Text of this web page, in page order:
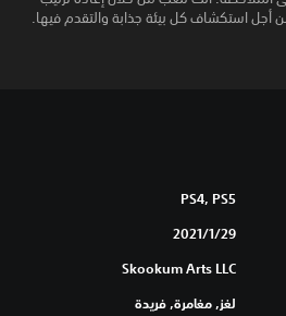
أجل استكشاف كل بيئة جذابة والتقدم فيها.
PS4, PS5
29‏/1‏/2021
Skookum Arts LLC
لغز, مغامرة, فريدة